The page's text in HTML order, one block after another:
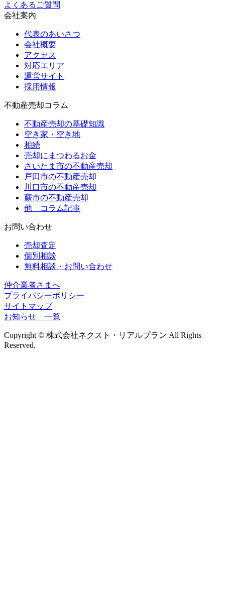
よくあるご質問
会社案内
代表のあいさつ
会社概要
アクセス
対応エリア
運営サイト
採用情報
不動産売却コラム
不動産売却の基礎知識
空き家・空き地
相続
売却にまつわるお金
さいたま市の不動産売却
戸田市の不動産売却
川口市の不動産売却
蕨市の不動産売却
他 コラム記事
お問い合わせ
売却査定
個別相談
無料相談・お問い合わせ
仲介業者さまへ
プライバシーポリシー
サイトマップ
お知らせ 一覧
Copyright © 株式会社ネクスト・リアルプラン All Rights
Reserved.